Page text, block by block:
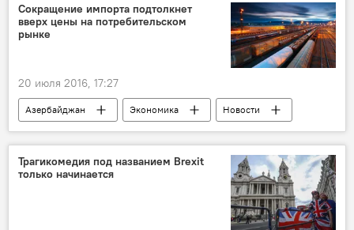
Сокращение импорта подтолкнет
вверх цены на потребительском
рынке
20 июля 2016, 17:27
Азербайджан Экономика
Новости
АНАЛИТИКА
Государственный комитет по статистике АР
Государственный таможенный комитет АР
Трагикомедия под названием Brexit
только начинается